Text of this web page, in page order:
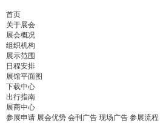
首页
关于展会
展会概况
组织机构
展示范围
日程安排
展馆平面图
下载中心
出行指南
展商中心
参展申请 展会优势 会刊广告 现场广告 参展流程